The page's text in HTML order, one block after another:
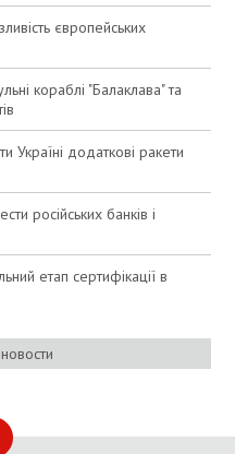
європейських
кораблі "Балаклава" та
Україні додаткові ракети
російських банків і
етап сертифікації в